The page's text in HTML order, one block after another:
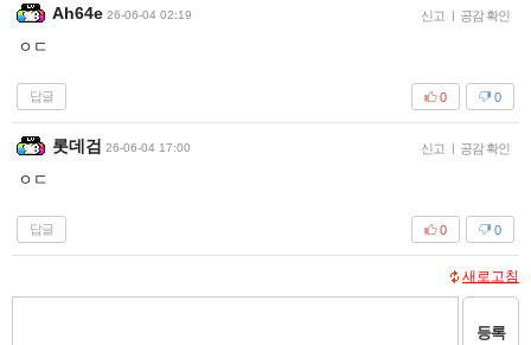
Ah64e 26-06-04 02:19 신고 | 공감 확인
ㅇㄷ
답글 0
0
롯데검 26-06-04 17:00 신고 | 공감 확인
ㅇㄷ
답글 0
0
새로고침
등록